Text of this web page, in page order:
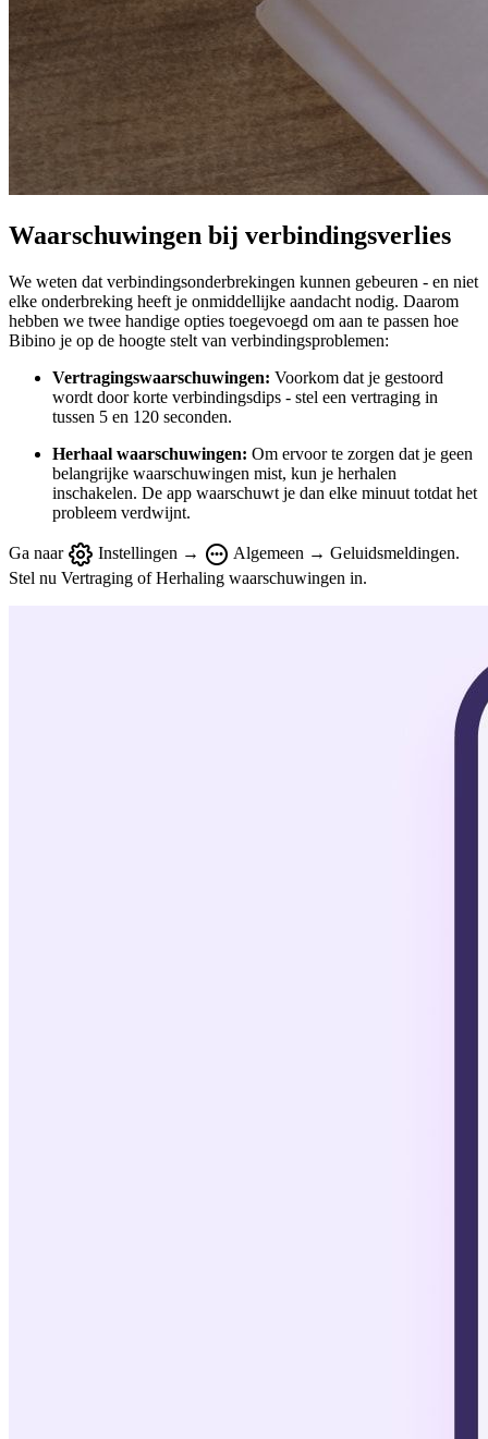
Waarschuwingen bij verbindingsverlies
We weten dat verbindingsonderbrekingen kunnen gebeuren - en niet
elke onderbreking heeft je onmiddellijke aandacht nodig. Daarom
hebben we twee handige opties toegevoegd om aan te passen hoe
Bibino je op de hoogte stelt van verbindingsproblemen:
Vertragingswaarschuwingen: Voorkom dat je gestoord
wordt door korte verbindingsdips - stel een vertraging in
tussen 5 en 120 seconden.
Herhaal waarschuwingen: Om ervoor te zorgen dat je geen
belangrijke waarschuwingen mist, kun je herhalen
inschakelen. De app waarschuwt je dan elke minuut totdat het
probleem verdwijnt.
Ga naar Instellingen →
Algemeen → Geluidsmeldingen.
Stel nu Vertraging of Herhaling waarschuwingen in.